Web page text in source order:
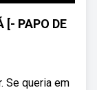
[- PAPO DE
Se queria em